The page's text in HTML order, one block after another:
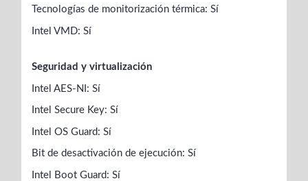
Tecnologías de monitorización térmica: Sí
Intel VMD: Sí
Seguridad y virtualización
Intel AES-NI: Sí
Intel Secure Key: Sí
Intel OS Guard: Sí
Bit de desactivación de ejecución: Sí
Intel Boot Guard: Sí